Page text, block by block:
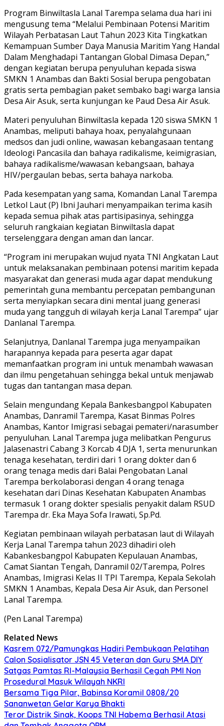
Program Binwiltasla Lanal Tarempa selama dua hari ini
mengusung tema “Melalui Pembinaan Potensi Maritim
Wilayah Perbatasan Laut Tahun 2023 Kita Tingkatkan
Kemampuan Sumber Daya Manusia Maritim Yang Handal
Dalam Menghadapi Tantangan Global Dimasa Depan,”
dengan kegiatan berupa penyuluhan kepada siswa
SMKN 1 Anambas dan Bakti Sosial berupa pengobatan
gratis serta pembagian paket sembako bagi warga lansia
Desa Air Asuk, serta kunjungan ke Paud Desa Air Asuk.
Materi penyuluhan Binwiltasla kepada 120 siswa SMKN 1
Anambas, meliputi bahaya hoax, penyalahgunaan
medsos dan judi online, wawasan kebangasaan tentang
Ideologi Pancasila dan bahaya radikalisme, keimigrasian,
bahaya radikalisme/wawasan kebangsaan, bahaya
HIV/pergaulan bebas, serta bahaya narkoba.
Pada kesempatan yang sama, Komandan Lanal Tarempa
Letkol Laut (P) Ibni Jauhari menyampaikan terima kasih
kepada semua pihak atas partisipasinya, sehingga
seluruh rangkaian kegiatan Binwiltasla dapat
terselenggara dengan aman dan lancar.
“Program ini merupakan wujud nyata TNI Angkatan Laut
untuk melaksanakan pembinaan potensi maritim kepada
masyarakat dan generasi muda agar dapat mendukung
pemerintah guna membantu percepatan pembangunan
serta menyiapkan secara dini mental juang generasi
muda yang tangguh di wilayah kerja Lanal Tarempa” ujar
Danlanal Tarempa.
Selanjutnya, Danlanal Tarempa juga menyampaikan
harapannya kepada para peserta agar dapat
memanfaatkan program ini untuk menambah wawasan
dan ilmu pengetahuan sehingga bekal untuk menjawab
tugas dan tantangan masa depan.
Selain mengundang Kepala Bankesbangpol Kabupaten
Anambas, Danramil Tarempa, Kasat Binmas Polres
Anambas, Kantor Imigrasi sebagai pemateri/narasumber
penyuluhan. Lanal Tarempa juga melibatkan Pengurus
Jalasenastri Cabang 3 Korcab 4 DJA 1, serta menurunkan
tenaga kesehatan, terdiri dari 1 orang dokter dan 6
orang tenaga medis dari Balai Pengobatan Lanal
Tarempa berkolaborasi dengan 4 orang tenaga
kesehatan dari Dinas Kesehatan Kabupaten Anambas
termasuk 1 orang dokter spesialis penyakit dalam RSUD
Tarempa dr. Eka Maya Sofa Irawati, Sp.Pd.
Kegiatan pembinaan wilayah perbatasan laut di Wilayah
Kerja Lanal Tarempa tahun 2023 dihadiri oleh
Kabankesbangpol Kabupaten Kepulauan Anambas,
Camat Siantan Tengah, Danramil 02/Tarempa, Polres
Anambas, Imigrasi Kelas II TPI Tarempa, Kepala Sekolah
SMKN 1 Anambas, Kepala Desa Air Asuk, dan Personel
Lanal Tarempa.
(Pen Lanal Tarempa)
Related News
Kasrem 072/Pamungkas Hadiri Pembukaan Pelatihan
Calon Sosialisator JSN 45 Veteran dan Guru SMA DIY
Satgas Pamtas RI-Malaysia Berhasil Cegah PMI Non
Prosedural Masuk Wilayah NKRI
Bersama Tiga Pilar, Babinsa Koramil 0808/20
Sananwetan Gelar Karya Bhakti
Teror Distrik Sinak, Koops TNI Habema Berhasil Atasi